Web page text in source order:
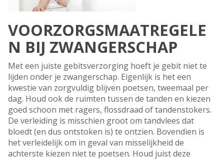
VOORZORGSMAATREGELE
N BIJ ZWANGERSCHAP
Met een juiste gebitsverzorging hoeft je gebit niet te
lijden onder je zwangerschap. Eigenlijk is het een
kwestie van zorgvuldig blijven poetsen, tweemaal per
dag. Houd ook de ruimten tussen de tanden en kiezen
goed schoon met ragers, flossdraad of tandenstokers.
De verleiding is misschien groot om tandvlees dat
bloedt (en dus ontstoken is) te ontzien. Bovendien is
het verleidelijk om in geval van misselijkheid de
achterste kiezen niet te poetsen. Houd juist deze